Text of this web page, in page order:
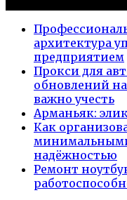
архитектура
предприятием
Прокси для
обновлений
важно учесть
Арманьяк:
Как
надёжностью
Ремонт